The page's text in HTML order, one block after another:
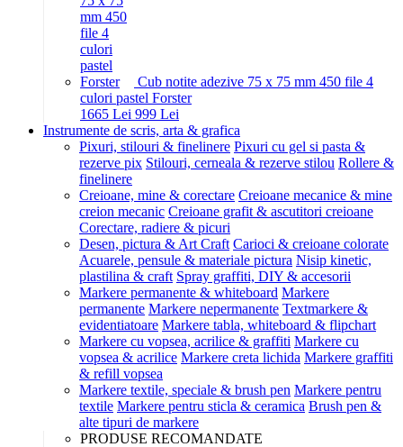
Cub notite adezive 75 x 75 mm 450 file 4
culori pastel Forster
1665 Lei 999 Lei
Instrumente de scris, arta & grafica
Pixuri, stilouri & finelinere Pixuri cu gel si pasta &
rezerve pix Stilouri, cerneala & rezerve stilou Rollere &
finelinere
Creioane, mine & corectare Creioane mecanice & mine
creion mecanic Creioane grafit & ascutitori creioane
Corectare, radiere & picuri
Desen, pictura & Art Craft Carioci & creioane colorate
Acuarele, pensule & materiale pictura Nisip kinetic,
plastilina & craft Spray graffiti, DIY & accesorii
Markere permanente & whiteboard Markere
permanente Markere nepermanente Textmarkere &
evidentiatoare Markere tabla, whiteboard & flipchart
Markere cu vopsea, acrilice & graffiti Markere cu
vopsea & acrilice Markere creta lichida Markere graffiti
& refill vopsea
Markere textile, speciale & brush pen Markere pentru
textile Markere pentru sticla & ceramica Brush pen &
alte tipuri de markere
PRODUSE RECOMANDATE